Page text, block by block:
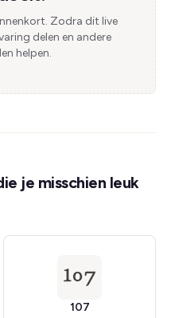
Zodra dit live
delen en andere
helpen.
je misschien leuk
107